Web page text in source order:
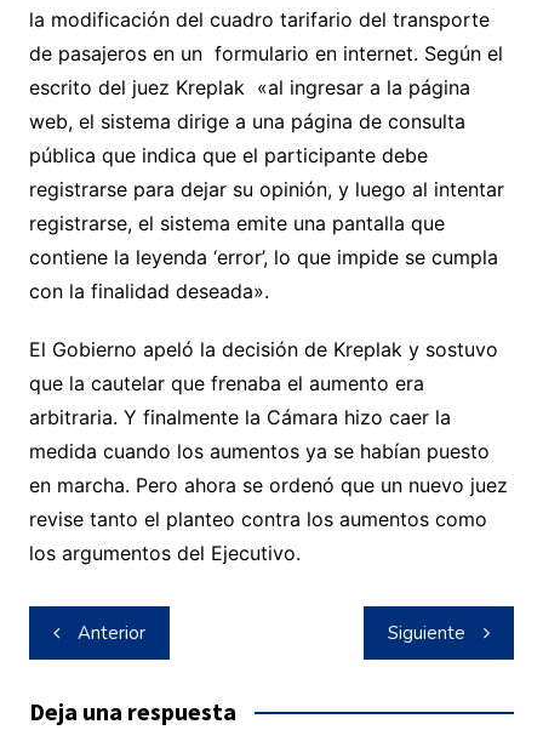
la modificación del cuadro tarifario del transporte
de pasajeros en un formulario en internet. Según el
escrito del juez Kreplak «al ingresar a la página
web, el sistema dirige a una página de consulta
pública que indica que el participante debe
registrarse para dejar su opinión, y luego al intentar
registrarse, el sistema emite una pantalla que
contiene la leyenda ‘error’, lo que impide se cumpla
con la finalidad deseada».
El Gobierno apeló la decisión de Kreplak y sostuvo
que la cautelar que frenaba el aumento era
arbitraria. Y finalmente la Cámara hizo caer la
medida cuando los aumentos ya se habían puesto
en marcha. Pero ahora se ordenó que un nuevo juez
revise tanto el planteo contra los aumentos como
los argumentos del Ejecutivo.
Navegación
de
entradas
Anterior Siguiente
Deja una respuesta